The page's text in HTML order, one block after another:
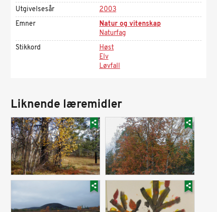
Utgivelsesår
2003
Emner
Natur og vitenskap
Naturfag
Stikkord
Høst
Elv
Løvfall
Liknende læremidler